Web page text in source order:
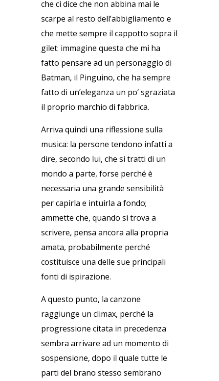
che ci dice che non abbina mai le
scarpe al resto dell’abbigliamento e
che mette sempre il cappotto sopra il
gilet: immagine questa che mi ha
fatto pensare ad un personaggio di
Batman, il Pinguino, che ha sempre
fatto di un’eleganza un po’ sgraziata
il proprio marchio di fabbrica.
Arriva quindi una riflessione sulla
musica: la persone tendono infatti a
dire, secondo lui, che si tratti di un
mondo a parte, forse perché è
necessaria una grande sensibilità
per capirla e intuirla a fondo;
ammette che, quando si trova a
scrivere, pensa ancora alla propria
amata, probabilmente perché
costituisce una delle sue principali
fonti di ispirazione.
A questo punto, la canzone
raggiunge un climax, perché la
progressione citata in precedenza
sembra arrivare ad un momento di
sospensione, dopo il quale tutte le
parti del brano stesso sembrano